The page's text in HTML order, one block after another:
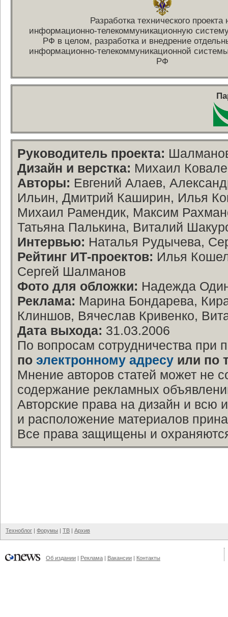
Разработка технического проекта
информационно-телекоммуникационную
РФ в целом, разработка и внедрение
информационно-телекоммуникационной
РФ
Руководитель проекта:
Дизайн и верстка: Михаил
Авторы: Евгений Алаев,
Ильин, Дмитрий Каширин, Илья
Михаил Рамендик, Максим
Татьяна Палькина, Виталий
Интервью: Наталья Рудычева,
Рейтинг ИТ-проектов: Илья
Сергей Шалманов
Фото для обложки: Надежда
Реклама: Марина Бондарева,
Клиншов, Вячеслав Кривенко,
Дата выхода: 31.03.2006
По вопросам сотрудничества при
по электронному адресу или по
Мнение авторов статей может не
содержание рекламных
Авторские права на дизайн и
и расположение материалов
Все права защищены и
Техноблог | Форумы | ТВ | Архив
Об издании | Реклама | Вакансии | Контакты